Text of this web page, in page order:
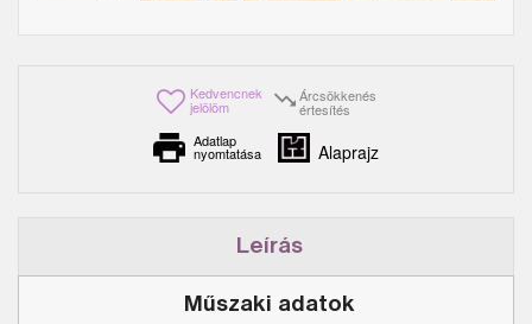
Kedvencnek
jelölöm
Árcsökkenés
értesítés
Adatlap
nyomtatása Alaprajz
Leírás
Műszaki adatok